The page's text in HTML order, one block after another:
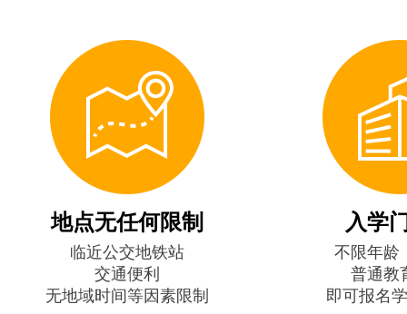
地点无任何限制
临近公交地铁站
交通便利
无地域时间等因素限制
入学
不限年龄
普通教
即可报名